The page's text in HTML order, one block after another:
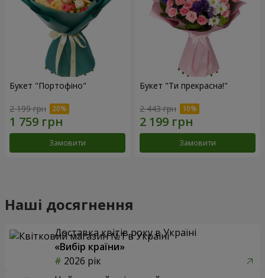
Букет "Портофіно"
2 199 грн
Замовити
Букет "Ти прекрасна!"
2 443 грн
Замовити
Наші досягнення
Доставка квітів року в Україні
«Вибір країни»
2026 рік